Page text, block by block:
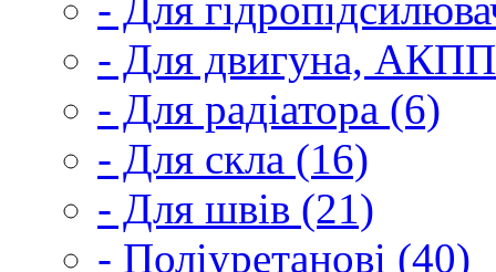
- Для двигуна,
- Для радіатора (6)
- Для скла (16)
- Для швів (21)
- Поліуретанові (40)